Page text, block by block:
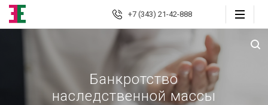
+7 (343) 21-42-888
Юридические
Банкротство
наследственной массы